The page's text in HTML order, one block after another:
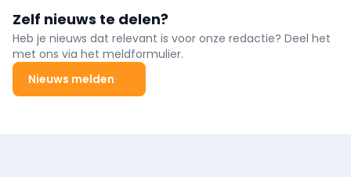
Zelf nieuws te delen?
Heb je nieuws dat relevant is voor onze redactie? Deel het
met ons via het meldformulier.
Nieuws melden